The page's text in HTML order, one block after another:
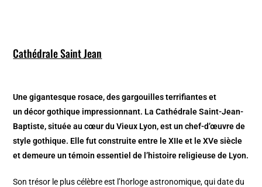
Cathédrale Saint Jean
Une gigantesque rosace, des gargouilles terrifiantes et
un décor gothique impressionnant. La Cathédrale Saint-Jean-
Baptiste, située au cœur du Vieux Lyon, est un chef-d’œuvre de
style gothique. Elle fut construite entre le XIIe et le XVe siècle
et demeure un témoin essentiel de l’histoire religieuse de Lyon.
Son trésor le plus célèbre est l’horloge astronomique, qui date du